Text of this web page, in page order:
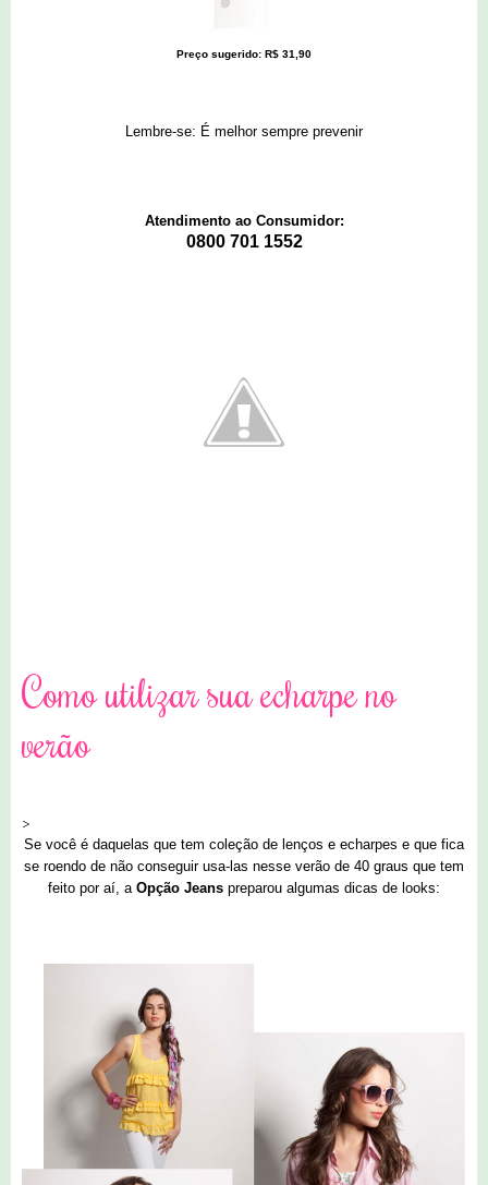
Preço sugerido: R$ 31,90
Lembre-se: É melhor sempre prevenir
Atendimento ao Consumidor:
0800 701 1552
Como utilizar sua echarpe no
verão
>
Se você é daquelas que tem coleção de lenços e echarpes e que fica
se roendo de não conseguir usa-las nesse verão de 40 graus que tem
feito por aí, a Opção Jeans preparou algumas dicas de looks: